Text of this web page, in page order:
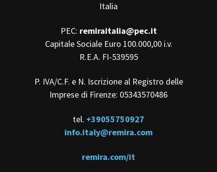
Italia
PEC: remiraitalia@pec.it
Capitale Sociale Euro 100.000,00 i.v.
R.E.A. FI-539595
P. IVA/C.F. e N. Iscrizione al Registro delle
Imprese di Firenze: 05343570486
tel. +39055750927
info.italy@remira.com
remira.com/it